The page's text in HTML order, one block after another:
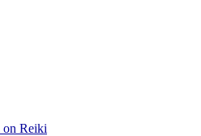
on Reiki